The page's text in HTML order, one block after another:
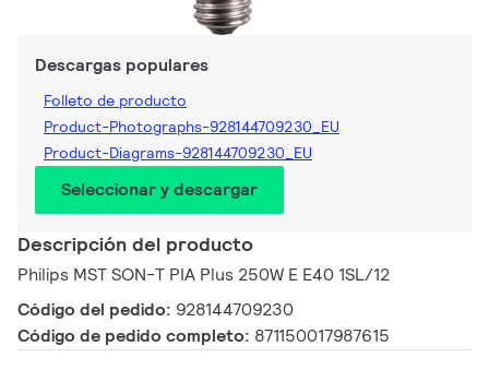
Descargas populares
Folleto de producto
Product-Photographs-928144709230_EU
Product-Diagrams-928144709230_EU
Seleccionar y descargar
Descripción del producto
Philips MST SON-T PIA Plus 250W E E40 1SL/12
Código del pedido: 928144709230
Código de pedido completo: 871150017987615